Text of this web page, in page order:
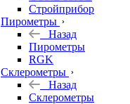
Стройприбор
Пирометры
Назад
Пирометры
RGK
Склерометры
Назад
Склерометры